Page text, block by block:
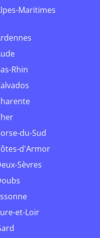
Alpes-Maritimes
Ardennes
Aude
Bas-Rhin
Calvados
Charente
Cher
Corse-du-Sud
Côtes-d'Armor
Deux-Sèvres
Doubs
Essonne
Eure-et-Loir
Gard